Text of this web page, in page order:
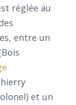
réglée au
entre un
et un